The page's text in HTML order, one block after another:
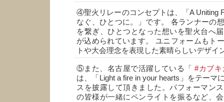
④聖火リレーのコンセプトは、「A Uniting
なぐ、ひとつに。」です。 各ランナーの
を繋ぎ、ひとつとなった想いを聖火台へ
が込められています。 ユニフォームもト
トや大会理念を表現した素晴らしいデザイ
⑤また、名古屋で活躍している「#カブキ
は、「Light a fire in your hearts」をテーマ
スを披露して頂きました。パフォーマン
の皆様が一緒にペンライトを振るなど、